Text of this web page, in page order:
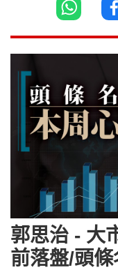
郭思治 - 大
前落盤/頭